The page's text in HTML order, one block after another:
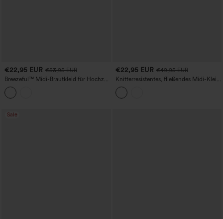
€22,95 EUR €53,95 EUR
Breezeful™ Midi-Brautkleid für Hochzeit
mit V-Ausschnitt, Seitentaschen,
Rüschen, fließend, schnell trocknend,
rückenfrei, ausgeschnitten, plissiert
€22,95 EUR €49,95 EUR
Knitterresistentes, fließendes Midi-Kleid
im Resort-Stil mit V-Ausschnitt, kurzen
Ärmeln, Rüschen und gestuften Lagen
Sale